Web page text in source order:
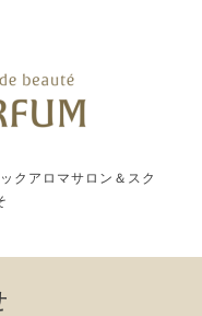
クアロマサロン＆スク